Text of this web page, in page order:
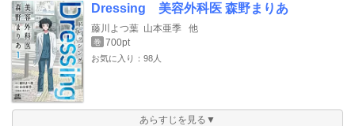
Dressing 美容外科医 森野まりあ
藤川よつ葉 山本亜季 他
巻 700pt
お気に入り：98人
あらすじを見る▼